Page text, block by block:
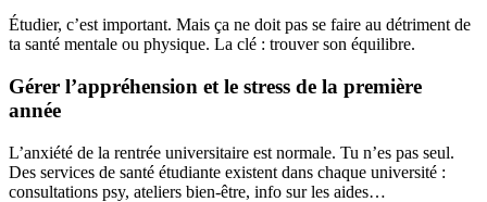
Étudier, c’est important. Mais ça ne doit pas se faire au détriment de
ta santé mentale ou physique. La clé : trouver son équilibre.
Gérer l’appréhension et le stress de la première
année
L’anxiété de la rentrée universitaire est normale. Tu n’es pas seul.
Des services de santé étudiante existent dans chaque université :
consultations psy, ateliers bien-être, info sur les aides…